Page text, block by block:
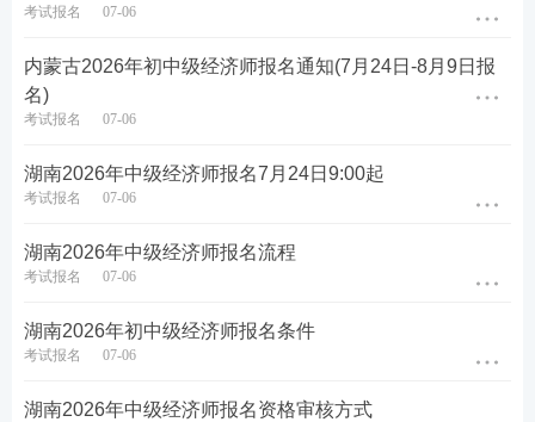
热点推荐：
2026年中级经济师考试新手报考指南
备考刷题：233网校APP可免费刷中级经济师章节习
考试报名 07-06
内蒙古2026年初中级经济师报名通知(7月24日-8月9日报
名)
考试报名 07-06
湖南2026年中级经济师报名7月24日9:00起
考试报名 07-06
湖南2026年中级经济师报名流程
考试报名 07-06
湖南2026年初中级经济师报名条件
考试报名 07-06
湖南2026年中级经济师报名资格审核方式